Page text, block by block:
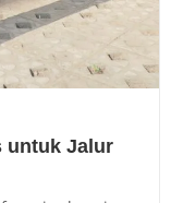
untuk Jalur